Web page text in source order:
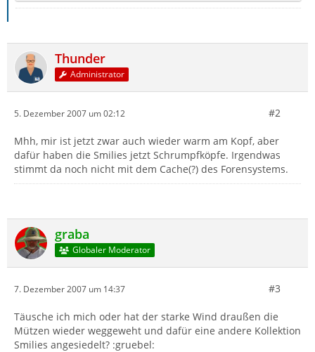
Thunder
Administrator
5. Dezember 2007 um 02:12 #2
Mhh, mir ist jetzt zwar auch wieder warm am Kopf, aber
dafür haben die Smilies jetzt Schrumpfköpfe. Irgendwas
stimmt da noch nicht mit dem Cache(?) des Forensystems.
graba
Globaler Moderator
7. Dezember 2007 um 14:37 #3
Täusche ich mich oder hat der starke Wind draußen die
Mützen wieder weggeweht und dafür eine andere Kollektion
Smilies angesiedelt? :gruebel: